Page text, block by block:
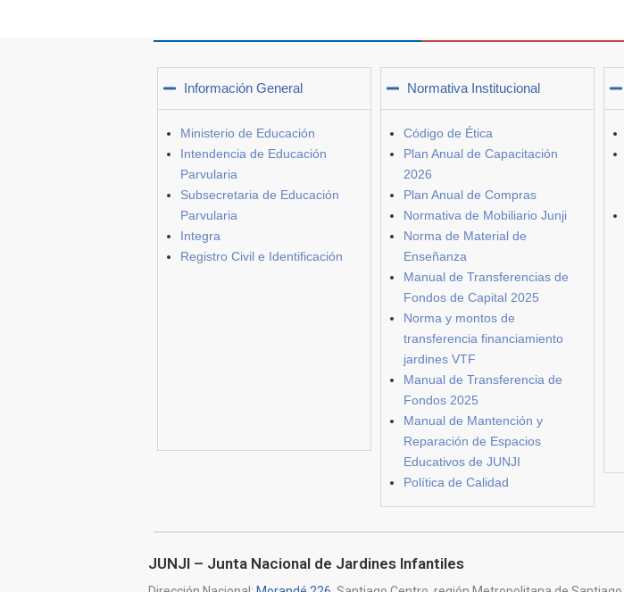
Información General
Ministerio de Educación
Intendencia de Educación
Parvularia
Subsecretaria de Educación
Parvularia
Integra
Registro Civil e Identificación
Normativa Institucional
Código de Ética
Plan Anual de Capacitación
2026
Plan Anual de Compras
Normativa de Mobiliario Junji
Norma de Material de
Enseñanza
Manual de Transferencias de
Fondos de Capital 2025
Norma y montos de
transferencia financiamiento
jardines VTF
Manual de Transferencia de
Fondos 2025
Manual de Mantención y
Reparación de Espacios
Educativos de JUNJI
Política de Calidad
JUNJI – Junta Nacional de Jardines Infantiles